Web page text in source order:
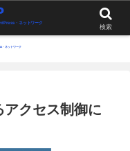
。つぶやき。
クセス制御に
検索